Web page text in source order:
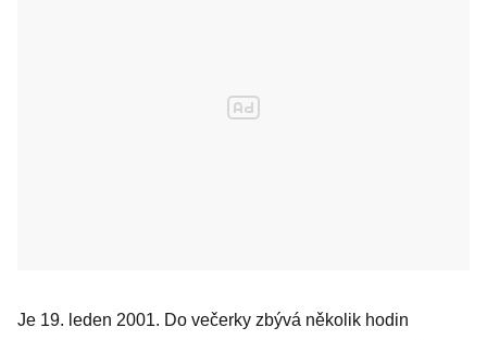
Je 19. leden 2001. Do večerky zbývá několik hodin